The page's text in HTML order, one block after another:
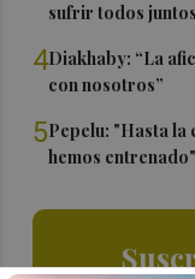
sufrir todos
4Diakhaby: “La
con nosotros”
5Pepelu: "Hasta la
hemos entrenado"